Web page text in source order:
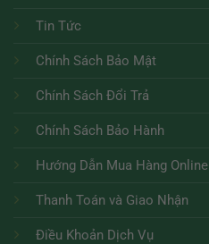
Tin Tức
Chính Sách Bảo Mật
Chính Sách Đổi Trả
Chính Sách Bảo Hành
Hướng Dẫn Mua Hàng Online
Thanh Toán và Giao Nhận
Điều Khoản Dịch Vụ